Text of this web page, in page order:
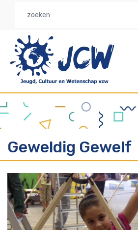
inhoud
Geweldig Gewelf